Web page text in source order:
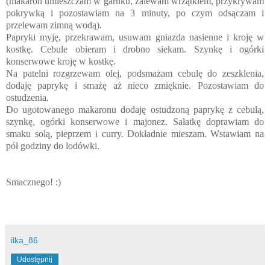
pokrywką i pozostawiam na 3 minuty, po czym odsączam i
przelewam zimną wodą).
Papryki myję, przekrawam, usuwam gniazda nasienne i kroję w
kostkę. Cebule obieram i drobno siekam. Szynkę i ogórki
konserwowe kroję w kostkę.
Na patelni rozgrzewam olej, podsmażam cebulę do zeszklenia,
dodaję paprykę i smażę aż nieco zmięknie. Pozostawiam do
ostudzenia.
Do ugotowanego makaronu dodaję ostudzoną paprykę z cebulą,
szynkę, ogórki konserwowe i majonez. Sałatkę doprawiam do
smaku solą, pieprzem i curry. Dokładnie mieszam. Wstawiam na
pół godziny do lodówki.
Smacznego! :)
ilka_86
Udostępnij